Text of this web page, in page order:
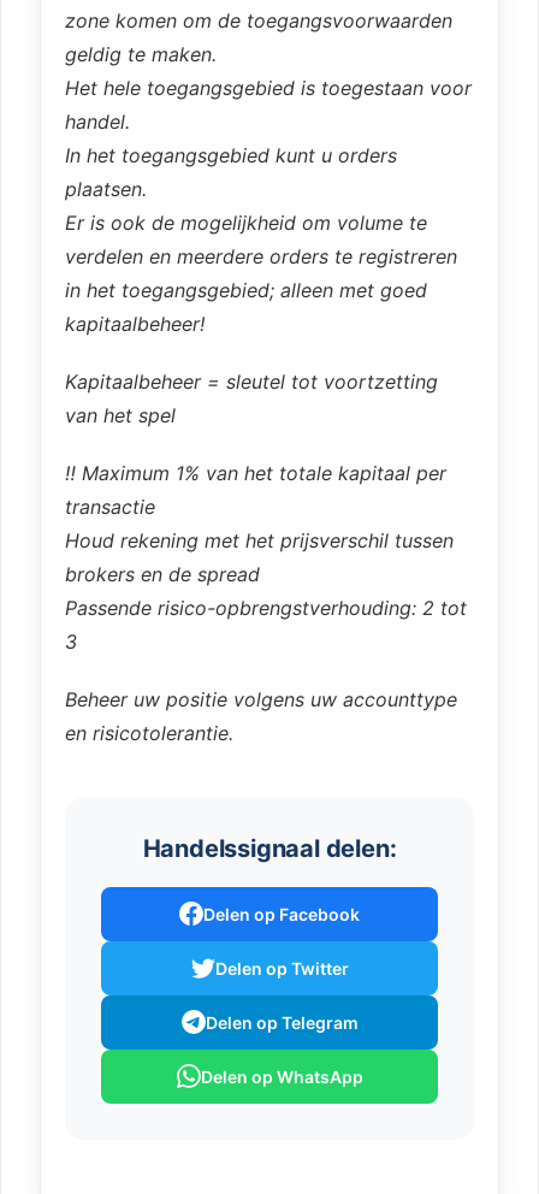
zone komen om de toegangsvoorwaarden
geldig te maken.
Het hele toegangsgebied is toegestaan voor
handel.
In het toegangsgebied kunt u orders
plaatsen.
Er is ook de mogelijkheid om volume te
verdelen en meerdere orders te registreren
in het toegangsgebied; alleen met goed
kapitaalbeheer!
Kapitaalbeheer = sleutel tot voortzetting
van het spel
‼️ Maximum 1% van het totale kapitaal per
transactie
Houd rekening met het prijsverschil tussen
brokers en de spread
Passende risico-opbrengstverhouding: 2 tot
3
Beheer uw positie volgens uw accounttype
en risicotolerantie.
Handelssignaal delen:
Delen op Facebook
Delen op Twitter
Delen op Telegram
Delen op WhatsApp